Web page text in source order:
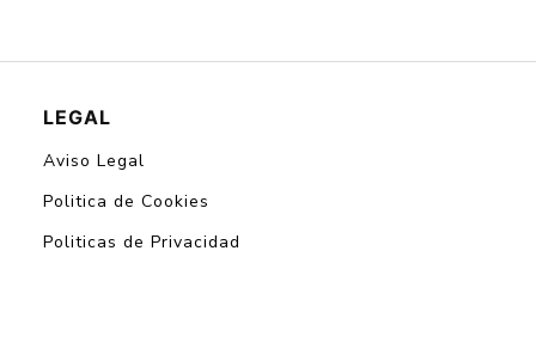
LEGAL
Aviso Legal
Politica de Cookies
Politicas de Privacidad